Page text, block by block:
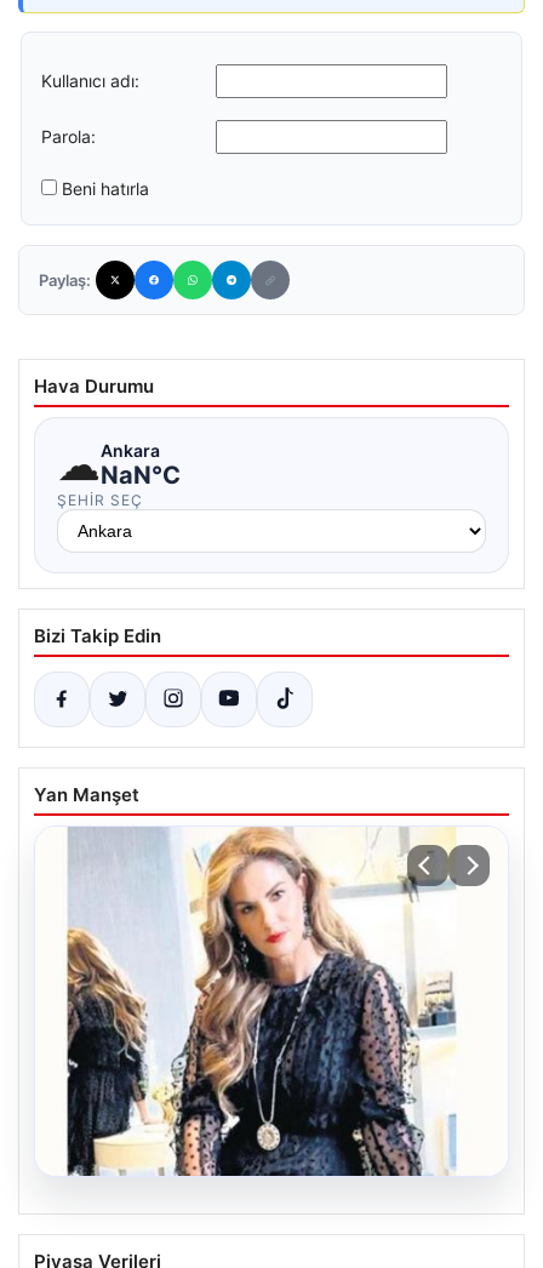
Kullanıcı adı:
Parola:
Beni hatırla
Paylaş:
Hava Durumu
☁Ankara
NaN°C
ŞEHIR SEÇ
Bizi Takip Edin
Yan Manşet
06.08.2026
Bavulun ortak paydası kitap
Piyasa Verileri